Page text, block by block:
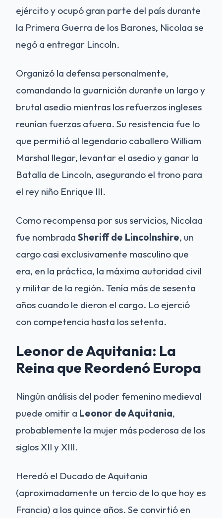
ejército y ocupó gran parte del país durante
la Primera Guerra de los Barones, Nicolaa se
negó a entregar Lincoln.
Organizó la defensa personalmente,
comandando la guarnición durante un largo y
brutal asedio mientras los refuerzos ingleses
reunían fuerzas afuera. Su resistencia fue lo
que permitió al legendario caballero William
Marshal llegar, levantar el asedio y ganar la
Batalla de Lincoln, asegurando el trono para
el rey niño Enrique III.
Como recompensa por sus servicios, Nicolaa
fue nombrada Sheriff de Lincolnshire, un
cargo casi exclusivamente masculino que
era, en la práctica, la máxima autoridad civil
y militar de la región. Tenía más de sesenta
años cuando le dieron el cargo. Lo ejerció
con competencia hasta los setenta.
Leonor de Aquitania: La
Reina que Reordenó Europa
Ningún análisis del poder femenino medieval
puede omitir a Leonor de Aquitania,
probablemente la mujer más poderosa de los
siglos XII y XIII.
Heredó el Ducado de Aquitania
(aproximadamente un tercio de lo que hoy es
Francia) a los quince años. Se convirtió en